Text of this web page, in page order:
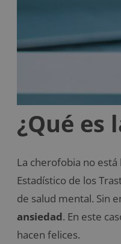
¿Qué es
La cherofobia no está
Estadístico de los
de salud mental. Sin
ansiedad. En este
hacen felices.